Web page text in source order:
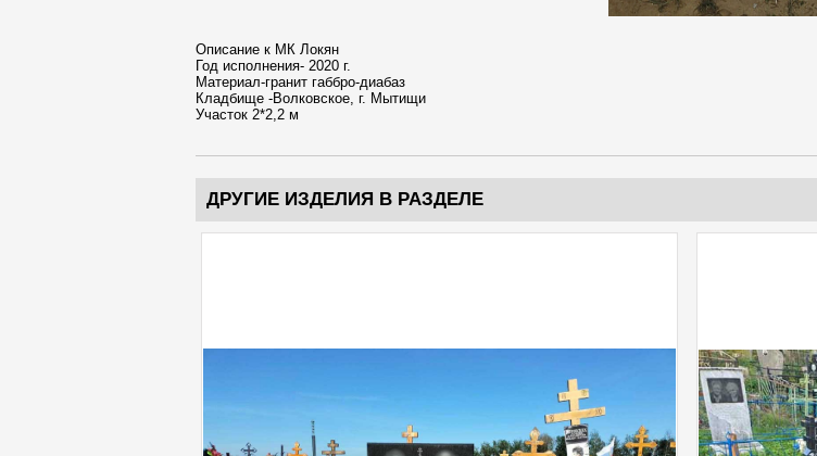
Описание к МК Локян
Год исполнения- 2020 г.
Материал-гранит габбро-диабаз
Кладбище -Волковское, г. Мытищи
Участок 2*2,2 м
ДРУГИЕ ИЗДЕЛИЯ В РАЗДЕЛЕ